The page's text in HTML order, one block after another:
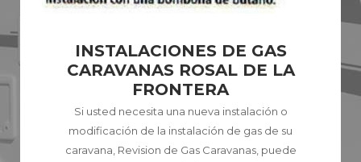
INSTALACIONES DE GAS
CARAVANAS ROSAL DE LA
FRONTERA
Si usted necesita una nueva instalación o
modificación de la instalación de gas de su
caravana, Revision de Gas Caravanas, puede